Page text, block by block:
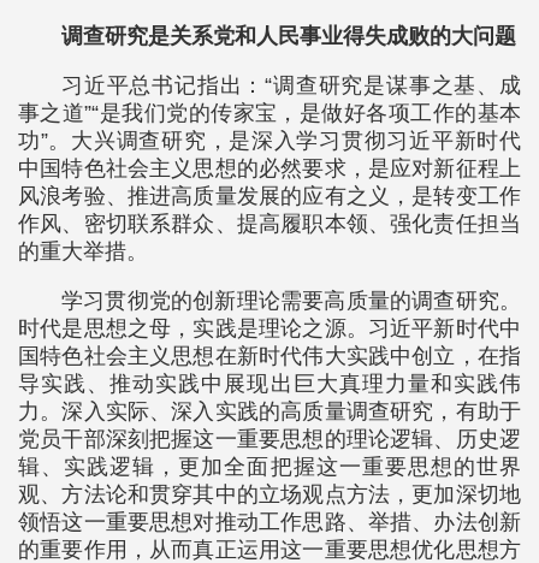
调查研究是关系党和人民事业得失成败的大问题
习近平总书记指出：“调查研究是谋事之基、成
事之道”“是我们党的传家宝，是做好各项工作的基本
功”。大兴调查研究，是深入学习贯彻习近平新时代
中国特色社会主义思想的必然要求，是应对新征程上
风浪考验、推进高质量发展的应有之义，是转变工作
作风、密切联系群众、提高履职本领、强化责任担当
的重大举措。
学习贯彻党的创新理论需要高质量的调查研究。
时代是思想之母，实践是理论之源。习近平新时代中
国特色社会主义思想在新时代伟大实践中创立，在指
导实践、推动实践中展现出巨大真理力量和实践伟
力。深入实际、深入实践的高质量调查研究，有助于
党员干部深刻把握这一重要思想的理论逻辑、历史逻
辑、实践逻辑，更加全面把握这一重要思想的世界
观、方法论和贯穿其中的立场观点方法，更加深切地
领悟这一重要思想对推动工作思路、举措、办法创新
的重要作用，从而真正运用这一重要思想优化思想方